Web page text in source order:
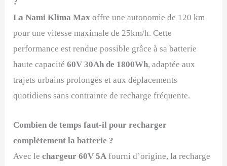
LaNami Klima Max offre une autonomie de 120 km
pour une vitesse maximale de 25km/h. Cette
performance est rendue possible grâce à sa batterie
haute capacité60V 30Ah de 1800Wh, adaptée aux
trajets urbains prolongés et aux déplacements
quotidiens sans contrainte de recharge fréquente.
Combien de temps faut-il pour recharger
complètement la batterie ?
Avec lechargeur 60V 5A fourni d’origine, la recharge